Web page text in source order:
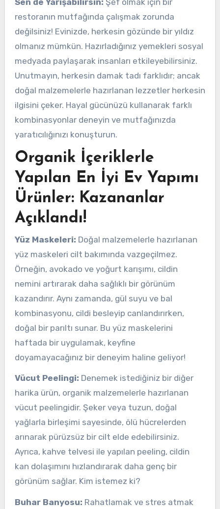
Sen de Yarışabilirsin: Şef olmak için bir
restoranın mutfağında çalışmak zorunda
değilsiniz! Evinizde, herkesin gözünde bir yıldız
olmanız mümkün. Hazırladığınız yemekleri sosyal
medyada paylaşarak insanları etkileyebilirsiniz.
Unutmayın, herkesin damak tadı farklıdır; ancak
doğal malzemelerle hazırlanan lezzetler herkesin
ilgisini çeker. Hayal gücünüzü kullanarak farklı
kombinasyonlar deneyin ve mutfağınızda
yaratıcılığınızı konuşturun.
Organik İçeriklerle
Yapılan En İyi Ev Yapımı
Ürünler: Kazananlar
Açıklandı!
Yüz Maskeleri: Doğal malzemelerle hazırlanan
yüz maskeleri cilt bakımında vazgeçilmez.
Örneğin, avokado ve yoğurt karışımı, cildin
nemini artırarak daha sağlıklı bir görünüm
kazandırır. Aynı zamanda, gül suyu ve bal
kombinasyonu, cildi besleyip canlandırırken,
doğal bir parıltı sunar. Bu yüz maskelerini
haftada bir uygulamak, keyfine
doyamayacağınız bir deneyim haline geliyor!
Vücut Peelingi: Denemek istediğiniz bir diğer
harika ürün, organik malzemelerle hazırlanan
vücut peelingidir. Şeker veya tuzun, doğal
yağlarla birleşimi sayesinde, ölü hücrelerden
arınarak pürüzsüz bir cilt elde edebilirsiniz.
Ayrıca, kahve telvesi ile yapılan peeling, cildin
kan dolaşımını hızlandırarak daha genç bir
görünüm sağlar. Kim istemez ki?
Buhar Banyosu: Rahatlamak ve stres atmak